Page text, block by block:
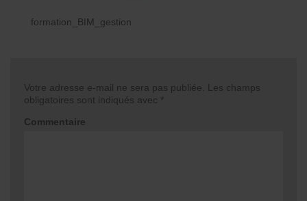
formation_BIM_gestion
Votre adresse e-mail ne sera pas publiée.
Les champs
obligatoires sont indiqués avec *
Commentaire